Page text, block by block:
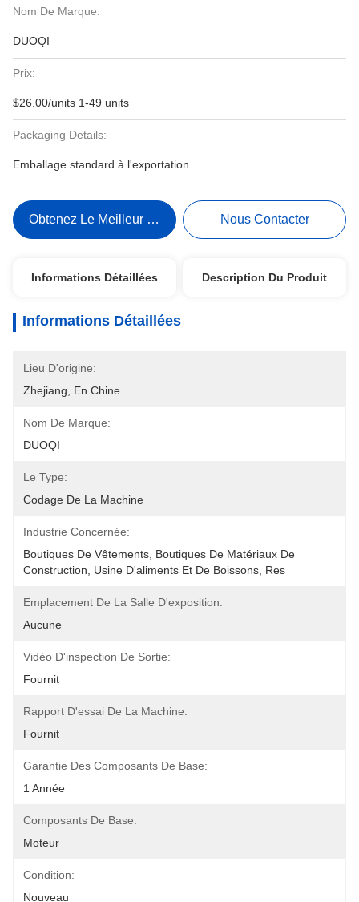
Nom De Marque:
DUOQI
Prix:
$26.00/units 1-49 units
Packaging Details:
Emballage standard à l'exportation
Obtenez Le Meilleur Prix Nous Contacter
Informations Détaillées Description Du Produit
Informations Détaillées
Lieu D'origine:
Zhejiang, En Chine
Nom De Marque:
DUOQI
Le Type:
Codage De La Machine
Industrie Concernée:
Boutiques De Vêtements, Boutiques De Matériaux De
Construction, Usine D'aliments Et De Boissons, Res
Emplacement De La Salle D'exposition:
Aucune
Vidéo D'inspection De Sortie:
Fournit
Rapport D'essai De La Machine:
Fournit
Garantie Des Composants De Base:
1 Année
Composants De Base:
Moteur
Condition:
Nouveau